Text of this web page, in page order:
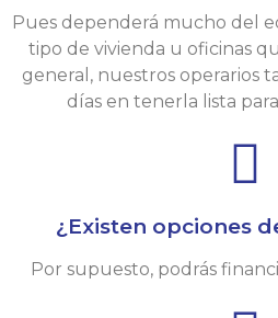
Pues dependerá mucho del
tipo de vivienda u oficinas
general, nuestros operarios
días en tenerla lista
¿Existen opciones
Por supuesto, podrás